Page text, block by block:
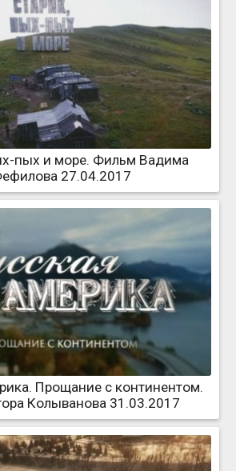
пых и море. Фильм Вадима
27.04.2017
Прощание с континентом.
Колыванова 31.03.2017